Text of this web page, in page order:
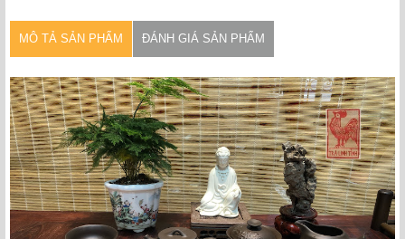
MÔ TẢ SẢN PHẨM ĐÁNH GIÁ SẢN PHẨM